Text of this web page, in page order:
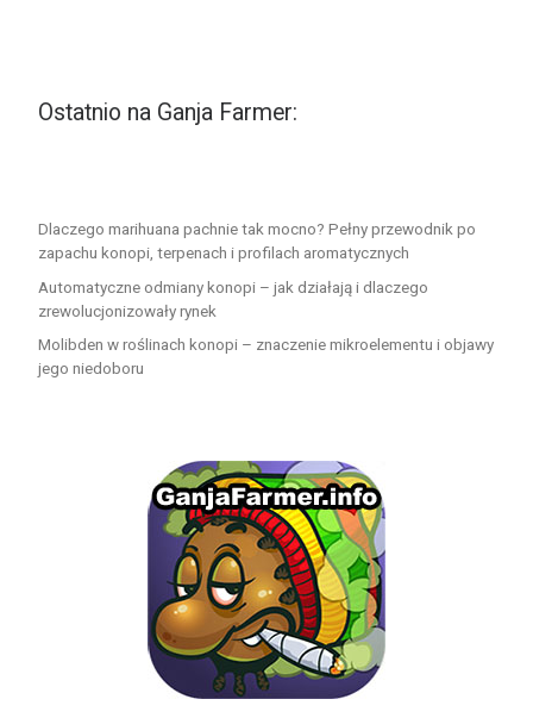
Ostatnio na Ganja Farmer:
Dlaczego marihuana pachnie tak mocno? Pełny przewodnik po
zapachu konopi, terpenach i profilach aromatycznych
Automatyczne odmiany konopi – jak działają i dlaczego
zrewolucjonizowały rynek
Molibden w roślinach konopi – znaczenie mikroelementu i objawy
jego niedoboru